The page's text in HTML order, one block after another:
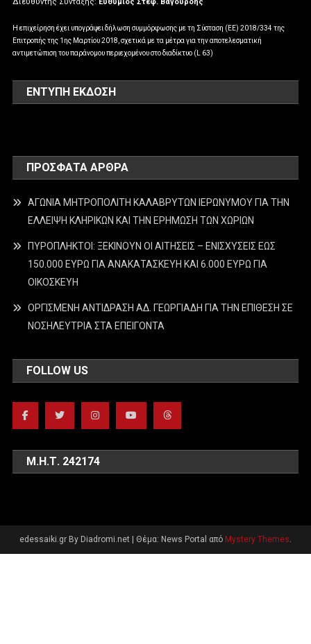
Η επιχείρηση έχει υπογράψει δήλωση συμμόρφωσης με τη Σύσταση (ΕΕ) 2018/334 της
Επιτροπής της 1ης Μαρτίου 2018, σχετικά με τα μέτρα για την αποτελεσματική
αντιμετώπιση του παράνομου περιεχομένου στο διαδίκτυο (L 63)
ΕΝΤΥΠΗ ΕΚΔΟΣΗ
ΠΡΌΣΦΑΤΑ ΆΡΘΡΑ
ΑΓΩΝΙΑ ΜΗΤΡΟΠΟΛΙΤΗ ΚΑΛΑΒΡΥΤΩΝ ΙΕΡΩΝΥΜΟΥ ΓΙΑ ΤΗΝ
ΕΛΛΕΙΨΗ ΚΛΗΡΙΚΩΝ ΚΑΙ ΤΗΝ ΕΡΗΜΩΣΗ ΤΩΝ ΧΩΡΙΩΝ
ΠΥΡΟΠΛΗΚΤΟΙ: ΞΕΚΙΝΟΥΝ ΟΙ ΑΙΤΗΣΕΙΣ – ΕΝΙΣΧΥΣΕΙΣ ΕΩΣ
150.000 ΕΥΡΩ ΓΙΑ ΑΝΑΚΑΤΑΣΚΕΥΗ ΚΑΙ 6.000 ΕΥΡΩ ΓΙΑ
ΟΙΚΟΣΚΕΥΗ
ΟΡΓΙΣΜΕΝΗ ΑΝΤΙΔΡΑΣΗ ΑΔ. ΓΕΩΡΓΙΑΔΗ ΓΙΑ ΤΗΝ ΕΠΙΘΕΣΗ ΣΕ
ΝΟΣΗΛΕΥΤΡΙΑ ΣΤΑ ΕΠΕΙΓΟΝΤΑ
FOLLOW US
Μ.Η.Τ. 242174
edessaiki.gr By Diadromi.net Θέμα: News Portal από Mystery Themes.